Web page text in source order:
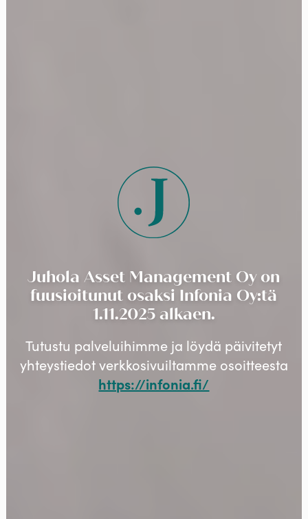
Juhola Asset Management Oy on
fuusioitunut osaksi Infonia Oy:tä
1.11.2025 alkaen.
Tutustu palveluihimme ja löydä päivitetyt
yhteystiedot verkkosivuiltamme osoitteesta
https://infonia.fi/